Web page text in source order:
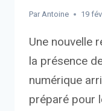
Par Antoine 19
Une nouvelle
la présence
numérique
préparé pour